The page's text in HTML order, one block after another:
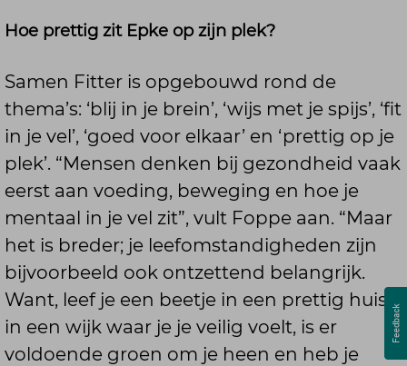
Hoe prettig zit Epke op zijn plek?
Samen Fitter is opgebouwd rond de
thema’s: ‘blij in je brein’, ‘wijs met je spijs’, ‘fit
in je vel’, ‘goed voor elkaar’ en ‘prettig op je
plek’. “Mensen denken bij gezondheid vaak
eerst aan voeding, beweging en hoe je
mentaal in je vel zit”, vult Foppe aan. “Maar
het is breder; je leefomstandigheden zijn
bijvoorbeeld ook ontzettend belangrijk.
Want, leef je een beetje in een prettig huis,
in een wijk waar je je veilig voelt, is er
voldoende groen om je heen en heb je